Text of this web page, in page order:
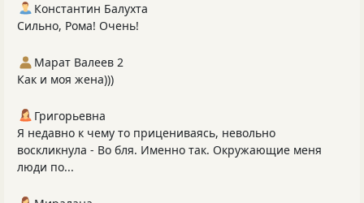
Константин Балухта
Сильно, Рома! Очень!
Марат Валеев 2
Как и моя жена)))
Григорьевна
Я недавно к чему то прицениваясь, невольно
воскликнула - Во бля. Именно так. Окружающие меня
люди по...